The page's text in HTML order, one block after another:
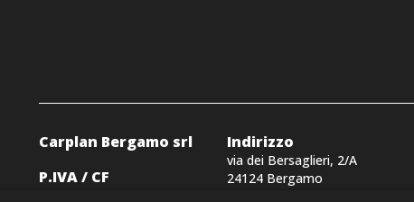
Carplan Bergamo srl
P.IVA / CF
Indirizzo
via dei Bersaglieri, 2/A
24124 Bergamo